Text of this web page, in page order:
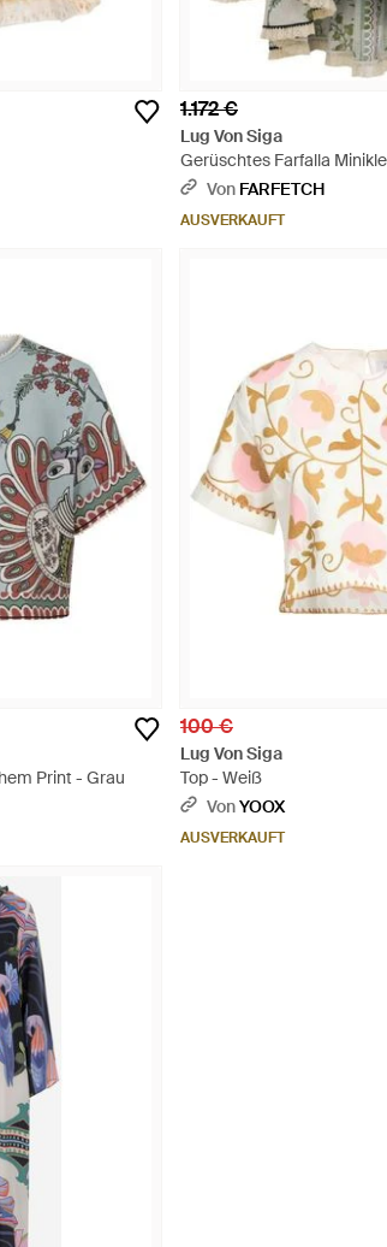
1.172 €
Lug Von Siga
Gerüschtes Farfalla
Von FARFETCH
AUSVERKAUFT
Print - Grau
100 €
Lug Von Siga
Top - Weiß
VonYOOX
AUSVERKAUFT